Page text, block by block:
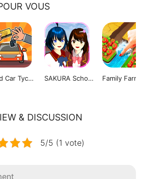
VOUS
Used Car Tycoon Game SAKURA School Simulator
& DISCUSSION
5/5 (1 vote)